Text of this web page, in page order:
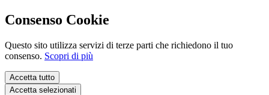
Consenso Cookie
Questo sito utilizza servizi di terze parti che richiedono il tuo
consenso. Scopri di più
Accetta tutto
Accetta selezionati